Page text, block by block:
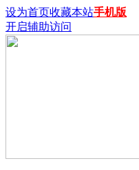
设为首页收藏本站手机版
开启辅助访问